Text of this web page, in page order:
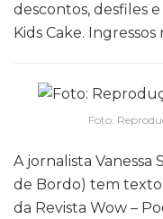
descontos, desfiles
Kids Cake.
Foto:
A jornalista Vanessa
de Bordo) tem texto
da Revista Wow –